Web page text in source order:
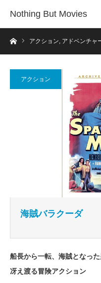
Nothing But Movies
ホームアクション, アドベンチャ
アクション
海賊バラクーダ
船長から一転、海賊となっ
冴え渡る冒険アクション